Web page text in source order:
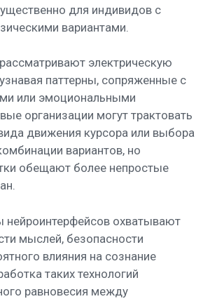
для индивидов с
вариантами.
электрическую
паттерны, сопряженные с
или эмоциональными
организации могут трактовать
движения курсора или выбора
вариантов, но
обещают более непростые
нейроинтерфейсов охватывают
мыслей, безопасности
влияния на сознание
таких технологий
равновесия между